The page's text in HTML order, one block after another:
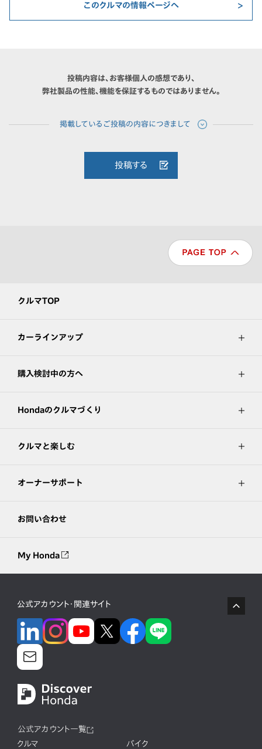
このクルマの情報ページへ
投稿内容は、お客様個人の感想であり、
弊社製品の性能、機能を保証するものではありません。
投稿する
クルマTOP
カーラインアップ
購入検討中の方へ
Hondaのクルマづくり
クルマと楽しむ
オーナーサポート
お問い合わせ
My Honda
公式アカウント・関連サイト
公式アカウント一覧
クルマ
バイク